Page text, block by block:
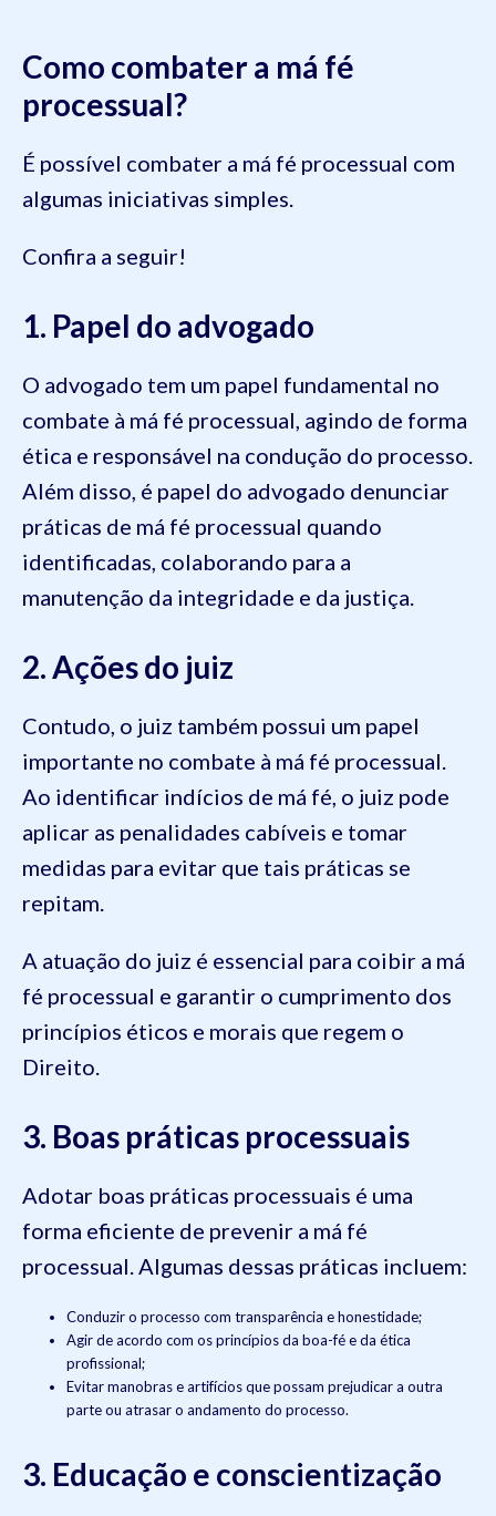
Como combater a má fé
processual?
É possível combater a má fé processual com
algumas iniciativas simples.
Confira a seguir!
1. Papel do advogado
O advogado tem um papel fundamental no
combate à má fé processual, agindo de forma
ética e responsável na condução do processo.
Além disso, é papel do advogado denunciar
práticas de má fé processual quando
identificadas, colaborando para a
manutenção da integridade e da justiça.
2. Ações do juiz
Contudo, o juiz também possui um papel
importante no combate à má fé processual.
Ao identificar indícios de má fé, o juiz pode
aplicar as penalidades cabíveis e tomar
medidas para evitar que tais práticas se
repitam.
A atuação do juiz é essencial para coibir a má
fé processual e garantir o cumprimento dos
princípios éticos e morais que regem o
Direito.
3. Boas práticas processuais
Adotar boas práticas processuais é uma
forma eficiente de prevenir a má fé
processual. Algumas dessas práticas incluem:
Conduzir o processo com transparência e honestidade;
Agir de acordo com os princípios da boa-fé e da ética
profissional;
Evitar manobras e artifícios que possam prejudicar a outra
parte ou atrasar o andamento do processo.
3. Educação e conscientização